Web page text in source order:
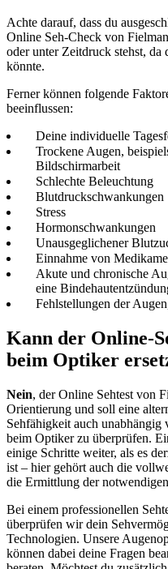
Achte darauf, dass du
Online Seh-Check von
oder unter Zeitdruck stehst, da
könnte.
Ferner können folgende
beeinflussen:
Deine individuelle
Trockene Augen,
Bildschirmarbeit
Schlechte Beleuchtung
Blutdruckschwankungen
Stress
Hormonschwankungen
Unausgeglichener
Einnahme von
Akute und chronische
eine
Fehlstellungen der
Kann der Online-
beim Optiker
Nein, der Online Sehtest von
Orientierung und soll eine
Sehfähigkeit auch
beim Optiker zu überprüfen.
einige Schritte weiter, als es
ist – hier gehört auch die
die Ermittlung der
Bei einem professionellen
überprüfen wir dein
Technologien. Unsere
können dabei deine Fragen